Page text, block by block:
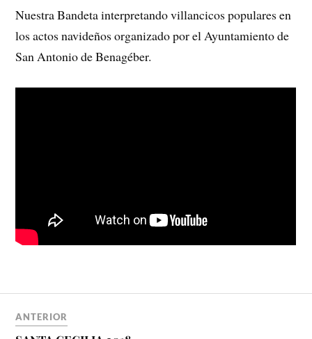
Nuestra Bandeta interpretando villancicos populares en
los actos navideños organizado por el Ayuntamiento de
San Antonio de Benagéber.
ANTERIOR